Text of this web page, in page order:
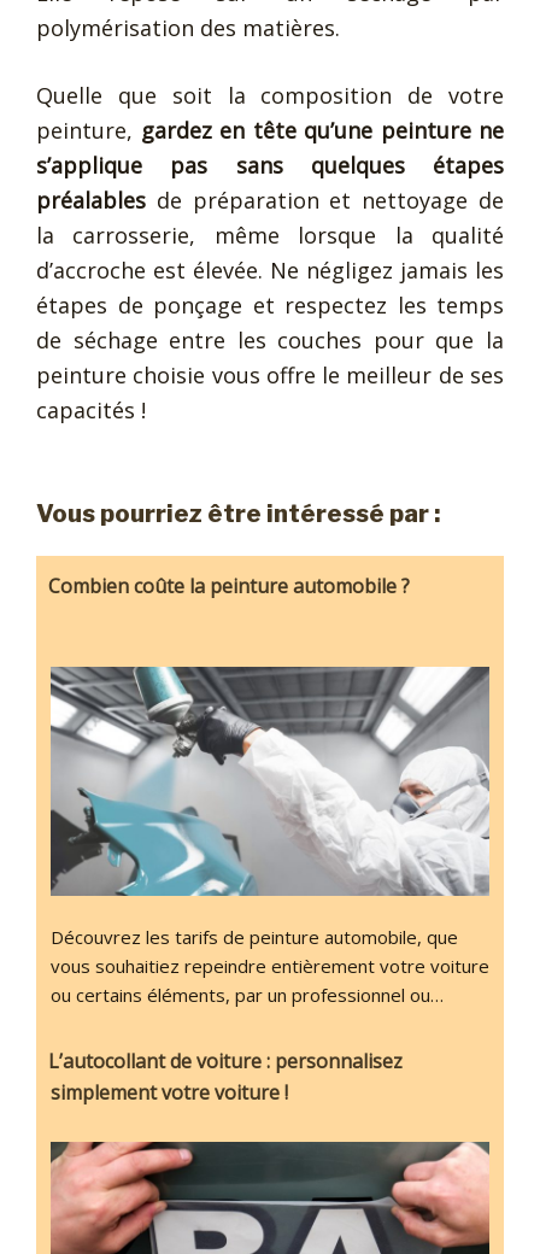
polymérisation des matières.
Quelle que soit la composition de votre
peinture, gardez en tête qu’une peinture ne
s’applique pas sans quelques étapes
préalables de préparation et nettoyage de
la carrosserie, même lorsque la qualité
d’accroche est élevée. Ne négligez jamais les
étapes de ponçage et respectez les temps
de séchage entre les couches pour que la
peinture choisie vous offre le meilleur de ses
capacités !
Vous pourriez être intéressé par :
Combien coûte la peinture automobile ?
Découvrez les tarifs de peinture automobile, que
vous souhaitiez repeindre entièrement votre voiture
ou certains éléments, par un professionnel ou…
L’autocollant de voiture : personnalisez
simplement votre voiture !